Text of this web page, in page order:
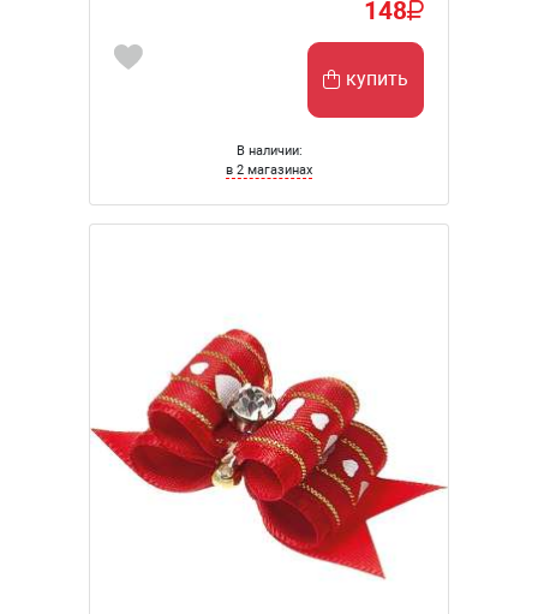
148
купить
В наличии:
в 2 магазинах